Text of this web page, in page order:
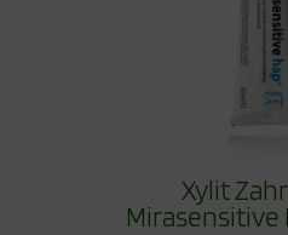
Xylit
Mirasensitive